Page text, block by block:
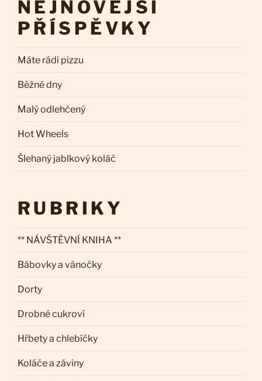
NEJNOVĚJŠÍ
PŘÍSPĚVKY
Máte rádi pizzu
Běžné dny
Malý odlehčený
Hot Wheels
Šlehaný jablkový koláč
RUBRIKY
** NÁVŠTĚVNÍ KNIHA **
Bábovky a vánočky
Dorty
Drobné cukroví
Hřbety a chlebíčky
Koláče a záviny